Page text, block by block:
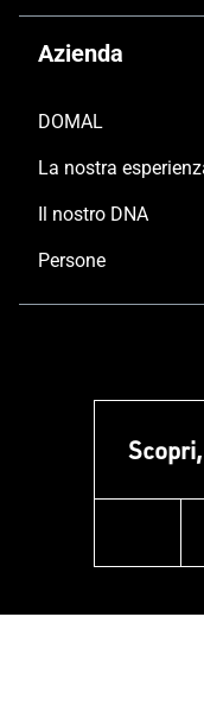
Azienda
DOMAL
La nostra
Il nostro DNA
Persone